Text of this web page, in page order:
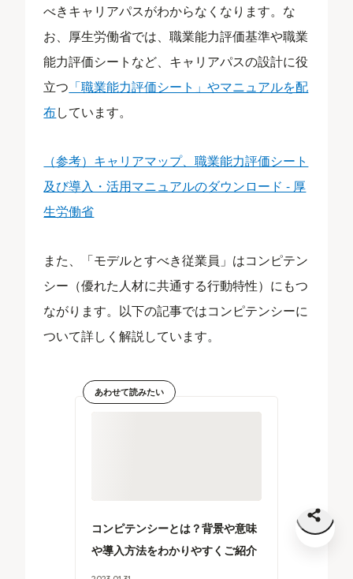
べきキャリアパスがわからなくなります。な
お、厚生労働省では、職業能力評価基準や職業
能力評価シートなど、キャリアパスの設計に役
立つ 「職業能力評価シート」やマニュアルを配
布しています。
（参考）キャリアマップ、職業能力評価シート
及び導入・活用マニュアルのダウンロード - 厚
生労働省
また、「モデルとすべき従業員」はコンピテン
シー（優れた人材に共通する行動特性）にもつ
ながります。以下の記事ではコンピテンシーに
ついて詳しく解説しています。
あわせて読みたい
コンピテンシーとは？背景や意味
や導入方法をわかりやすくご紹介